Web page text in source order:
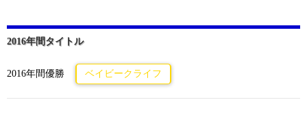
2016年間タイトル
2016年間優勝 ベイビークライフ